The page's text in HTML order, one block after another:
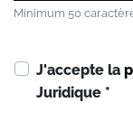
Minimum 50
J'accepte la
Juridique *